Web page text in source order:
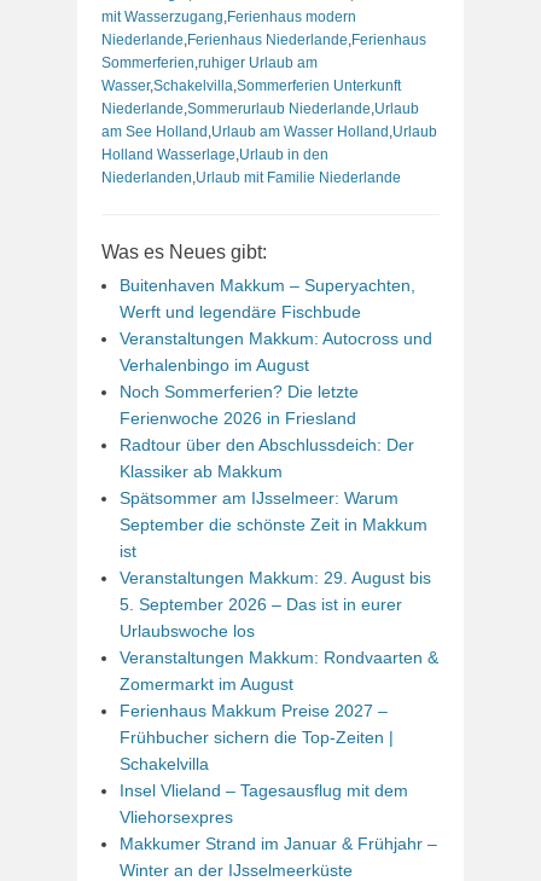
mit Wasserzugang Ferienhaus modern
Niederlande Ferienhaus Niederlande Ferienhaus
Sommerferien ruhiger Urlaub am
Wasser,Schakelvilla Sommerferien Unterkunft
Niederlande Sommerurlaub Niederlande Urlaub
am See Holland Urlaub am Wasser Holland Urlaub
Holland Wasserlage Urlaub in den
Niederlanden Urlaub mit Familie Niederlande
Was es Neues gibt:
Buitenhaven Makkum – Superyachten,
Werft und legendäre Fischbude
Veranstaltungen Makkum: Autocross und
Verhalenbingo im August
Noch Sommerferien? Die letzte
Ferienwoche 2026 in Friesland
Radtour über den Abschlussdeich: Der
Klassiker ab Makkum
Spätsommer am IJsselmeer: Warum
September die schönste Zeit in Makkum
ist
Veranstaltungen Makkum: 29. August bis
5. September 2026 – Das ist in eurer
Urlaubswoche los
Veranstaltungen Makkum: Rondvaarten &
Zomermarkt im August
Ferienhaus Makkum Preise 2027 –
Frühbucher sichern die Top-Zeiten |
Schakelvilla
Insel Vlieland – Tagesausflug mit dem
Vliehorsexpres
Makkumer Strand im Januar & Frühjahr –
Winter an der IJsselmeerküste